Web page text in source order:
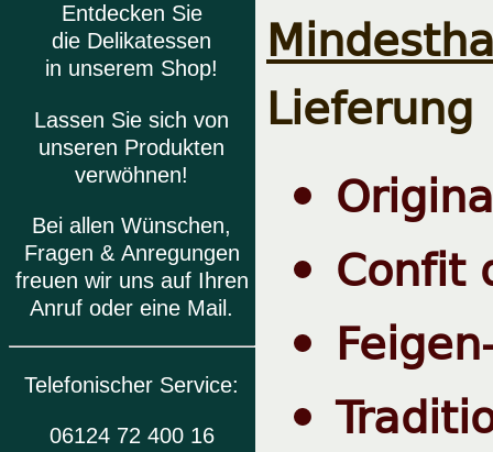
Entdecken Sie
die Delikatessen
in unserem Shop!
Lassen Sie sich von
unseren Produkten
verwöhnen!
Bei allen Wünschen,
Fragen & Anregungen
freuen wir uns auf Ihren
Anruf oder eine Mail.
Telefonischer Service:
06124 72 400 16
Lieferung
Confit